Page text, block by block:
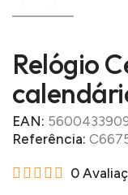
Relógio
EAN:
Referência:
0